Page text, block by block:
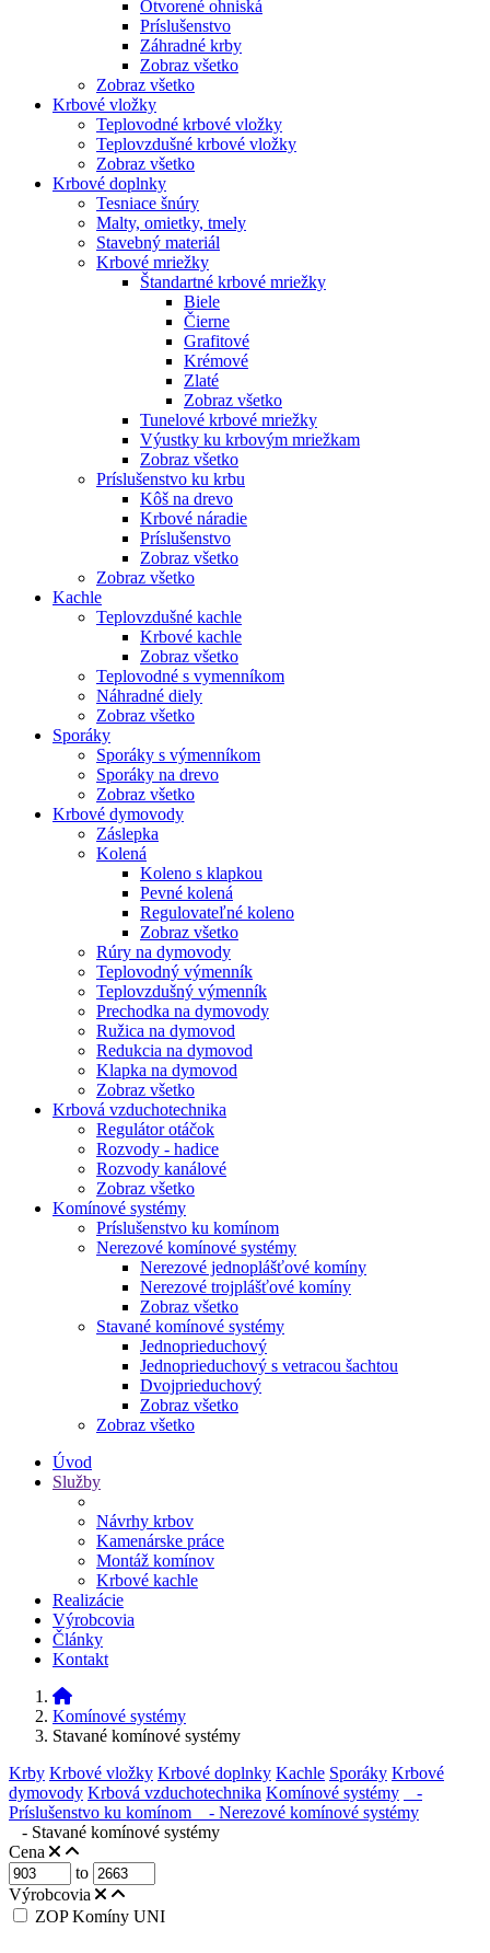
Otvorené ohniská
Príslušenstvo
Záhradné krby
Zobraz všetko
Zobraz všetko
Krbové vložky
Teplovodné krbové vložky
Teplovzdušné krbové vložky
Zobraz všetko
Krbové doplnky
Tesniace šnúry
Malty, omietky, tmely
Stavebný materiál
Krbové mriežky
Štandartné krbové mriežky
Biele
Čierne
Grafitové
Krémové
Zlaté
Zobraz všetko
Tunelové krbové mriežky
Výustky ku krbovým mriežkam
Zobraz všetko
Príslušenstvo ku krbu
Kôš na drevo
Krbové náradie
Príslušenstvo
Zobraz všetko
Zobraz všetko
Kachle
Teplovzdušné kachle
Krbové kachle
Zobraz všetko
Teplovodné s vymenníkom
Náhradné diely
Zobraz všetko
Sporáky
Sporáky s výmenníkom
Sporáky na drevo
Zobraz všetko
Krbové dymovody
Záslepka
Kolená
Koleno s klapkou
Pevné kolená
Regulovateľné koleno
Zobraz všetko
Rúry na dymovody
Teplovodný výmenník
Teplovzdušný výmenník
Prechodka na dymovody
Ružica na dymovod
Redukcia na dymovod
Klapka na dymovod
Zobraz všetko
Krbová vzduchotechnika
Regulátor otáčok
Rozvody - hadice
Rozvody kanálové
Zobraz všetko
Komínové systémy
Príslušenstvo ku komínom
Nerezové komínové systémy
Nerezové jednoplášťové komíny
Nerezové trojplášťové komíny
Zobraz všetko
Stavané komínové systémy
Jednoprieduchový
Jednoprieduchový s vetracou šachtou
Dvojprieduchový
Zobraz všetko
Zobraz všetko
Úvod
Služby
Návrhy krbov
Kamenárske práce
Montáž komínov
Krbové kachle
Realizácie
Výrobcovia
Články
Kontakt
Komínové systémy
Stavané komínové systémy
Krby Krbové vložky Krbové doplnky Kachle Sporáky Krbové
dymovody Krbová vzduchotechnika Komínové systémy
-
Príslušenstvo ku komínom
- Nerezové komínové systémy
- Stavané komínové systémy
Cena
to
Výrobcovia
ZOP Komíny UNI